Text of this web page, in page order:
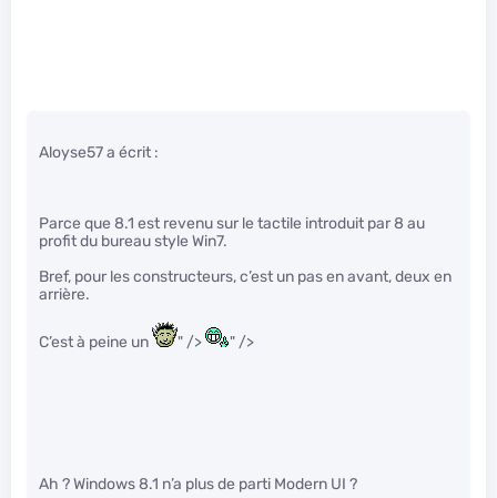
Aloyse57 a écrit :
Parce que 8.1 est revenu sur le tactile introduit par 8 au
profit du bureau style Win7.
Bref, pour les constructeurs, c’est un pas en avant, deux en
arrière.
C’est à peine un " /> " />
Ah ? Windows 8.1 n’a plus de parti Modern UI ?